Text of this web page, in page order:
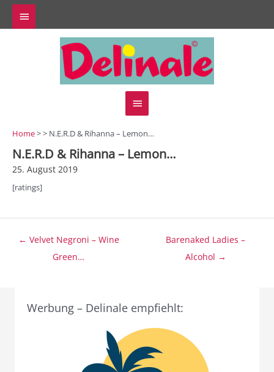
Zum
Inhalt
springen
Above
Hauptmenü
Home> > N.E.R.D & Rihanna – Lemon…
N.E.R.D & Rihanna – Lemon…
25. August 2019
[ratings]
Beitragsnavigation
← Velvet Negroni – Wine
Green…
Barenaked Ladies –
Alcohol →
Werbung – Delinale empfiehlt: